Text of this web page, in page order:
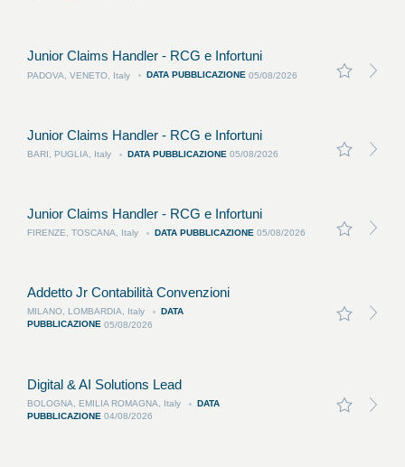
Junior Claims Handler - RCG e Infortuni
PADOVA, VENETO, Italy DATA PUBBLICAZIONE 05/08/2026
Junior Claims Handler - RCG e Infortuni
BARI, PUGLIA, Italy DATA PUBBLICAZIONE 05/08/2026
Junior Claims Handler - RCG e Infortuni
FIRENZE, TOSCANA, Italy DATA PUBBLICAZIONE 05/08/2026
Addetto Jr Contabilità Convenzioni
MILANO, LOMBARDIA, Italy
DATA
PUBBLICAZIONE 05/08/2026
Digital & AI Solutions Lead
BOLOGNA, EMILIA ROMAGNA, Italy
DATA
PUBBLICAZIONE 04/08/2026